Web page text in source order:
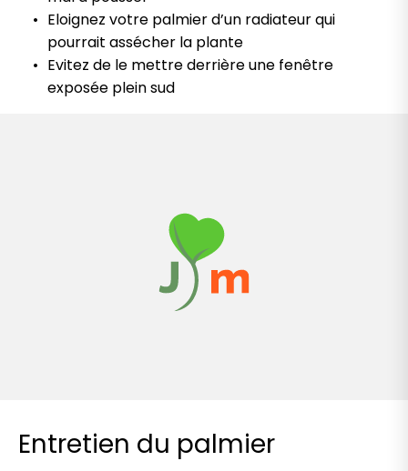
Eloignez votre palmier d’un radiateur qui
pourrait assécher la plante
Evitez de le mettre derrière une fenêtre
exposée plein sud
Entretien du palmier